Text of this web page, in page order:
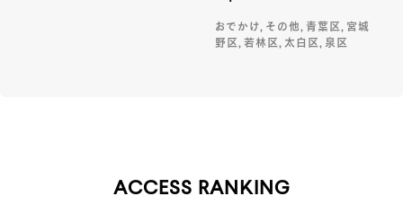
おでかけ, その他, 青葉区, 宮城
野区, 若林区, 太白区, 泉区
ACCESS RANKING